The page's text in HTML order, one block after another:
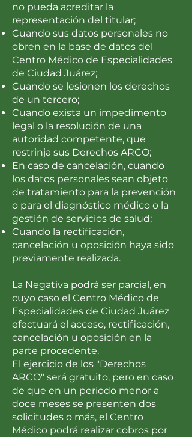
no pueda acreditar la
representación del titular;
Cuando sus datos personales no
obren en la base de datos del
Centro Médico de Especialidades
de Ciudad Juárez;
Cuando se lesionen los derechos
de un tercero;
Cuando exista un impedimento
legal o la resolución de una
autoridad competente, que
restrinja sus Derechos ARCO;
En caso de cancelación, cuando
los datos personales sean objeto
de tratamiento para la prevención
o para el diagnóstico médico o la
gestión de servicios de salud;
Cuando la rectificación,
cancelación u oposición haya sido
previamente realizada.
La Negativa podrá ser parcial, en
cuyo caso el Centro Médico de
Especialidades de Ciudad Juárez
efectuará el acceso, rectificación,
cancelación u oposición en la
parte procedente.
El ejercicio de los "Derechos
ARCO" será gratuito, pero en caso
de que en un periodo menor a
doce meses se presenten dos
solicitudes o más, el Centro
Médico podrá realizar cobros por